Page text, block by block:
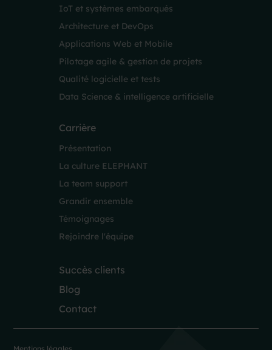
IoT et systèmes embarqués
Architecture et DevOps
Applications Web et Mobile
Pilotage agile & gestion de projets
Qualité logicielle et tests
Data Science & intelligence artificielle
Carrière
Présentation
La culture ELEPHANT
La team support
Grandir ensemble
Témoignages
Rejoindre l'équipe
Succès clients
Blog
Contact